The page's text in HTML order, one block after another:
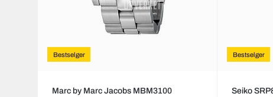
Bestselger
Marc by Marc Jacobs MBM3100
Bestselger
Seiko